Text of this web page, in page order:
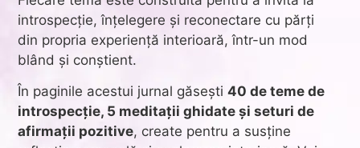
introspecție, înțelegere și reconectare cu părți
din propria experiență interioară, într-un mod
blând și conștient.
În paginile acestui jurnal găsești40 de teme de
introspecție, 5 meditații ghidate și seturi de
afirmații pozitive, create pentru a susține